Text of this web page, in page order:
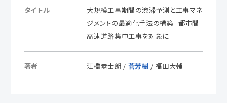
タイトル
大規模工事期間の渋滞予測と工事マネ
ジメントの最適化手法の構築 -都市間
高速道路集中工事を対象に
著者 江橋恭士朗 / 菅芳樹 / 福田大輔